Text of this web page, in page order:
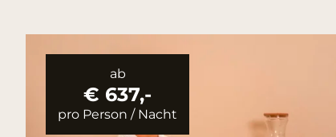
ab
€ 637,-
pro Person / Nacht